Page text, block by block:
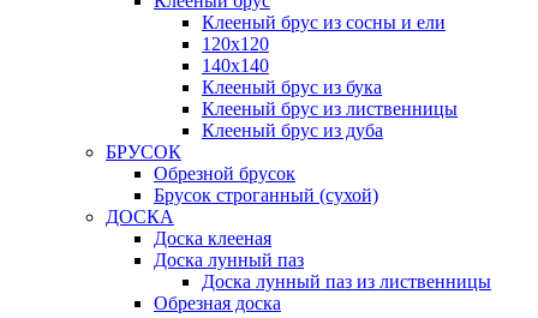
Клееный брус из сосны и ели
120х120
140х140
Клееный брус из бука
Клееный брус из лиственницы
Клееный брус из дуба
БРУСОК
Обрезной брусок
Брусок строганный (сухой)
ДОСКА
Доска клееная
Доска лунный паз
Доска лунный паз из лиственницы
Обрезная доска